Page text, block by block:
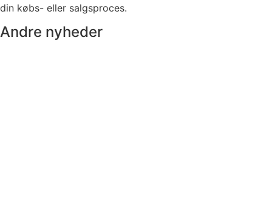
din købs- eller salgsproces.
Andre nyheder